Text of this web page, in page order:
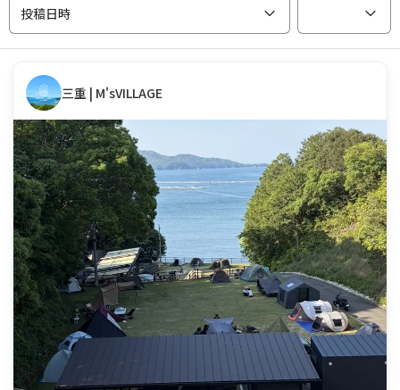
投稿日時
三重 | M'sVILLAGE